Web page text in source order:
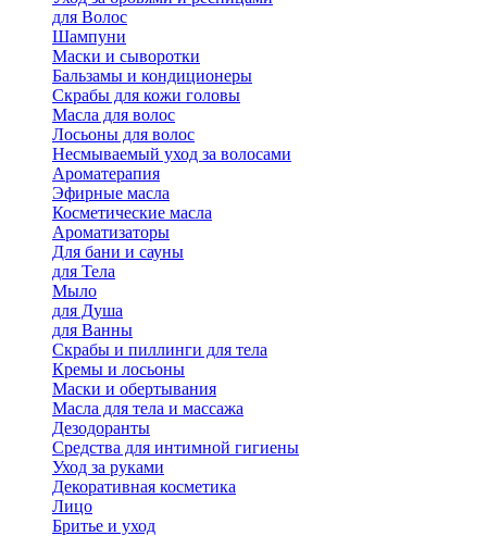
для Волос
Шампуни
Маски и сыворотки
Бальзамы и кондиционеры
Скрабы для кожи головы
Масла для волос
Лосьоны для волос
Несмываемый уход за волосами
Ароматерапия
Эфирные масла
Косметические масла
Ароматизаторы
Для бани и сауны
для Тела
Мыло
для Душа
для Ванны
Скрабы и пиллинги для тела
Кремы и лосьоны
Маски и обертывания
Масла для тела и массажа
Дезодоранты
Средства для интимной гигиены
Уход за руками
Декоративная косметика
Лицо
Бритье и уход